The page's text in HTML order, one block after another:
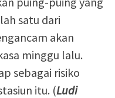
satu dari
akan
minggu lalu.
sebagai risiko
itu. (Ludi